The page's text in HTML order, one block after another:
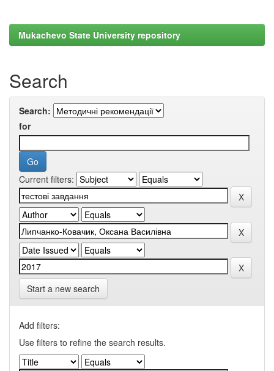
Mukachevo State University repository
Search
Search:
for
Current filters:
Start a new search
Add filters:
Use filters to refine the search results.